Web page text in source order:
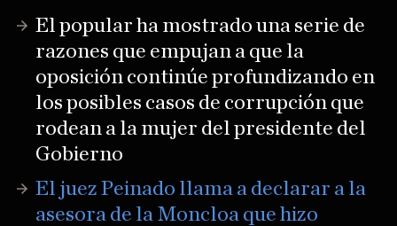
El popular ha mostrado una serie de
razones que empujan a que la
oposición continúe profundizando en
los posibles casos de corrupción que
rodean a la mujer del presidente del
Gobierno
El juez Peinado llama a declarar a la
asesora de la Moncloa que hizo